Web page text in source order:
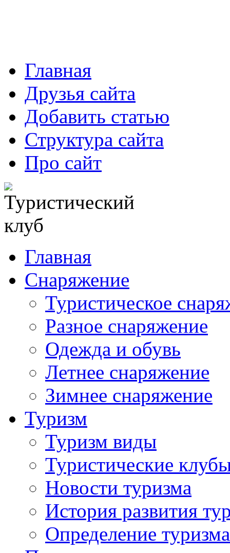
Главная
Друзья сайта
Добавить статью
Структура сайта
Про сайт
Главная
Снаряжение
Туристическое
Разное снаряжение
Одежда и обувь
Летнее снаряжение
Зимнее снаряжение
Туризм
Туризм виды
Туристические
Новости туризма
История развития
Определение туризма